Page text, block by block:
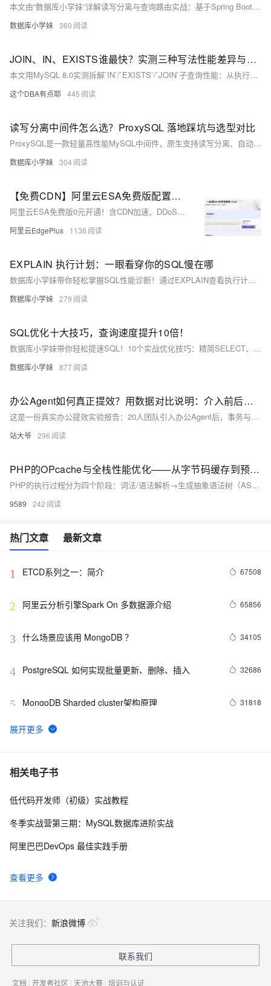
本文由“数据库小学妹”详解读写分离与查询路由实战：基于Spring Boot + 动态数据源（AbstractRoutingDataSource + AOP）实现主从库自动分流；对比ShardingSphere等中间件方案；涵盖强制读主、延迟感知、负载均衡等路由策略及避坑指南。
数据库小学妹 360
JOIN、IN、EXISTS谁最快？实测三种写法性能差异与执行计划深度剖析
本文用MySQL 8.0实测拆解`IN`/`EXISTS`/`JOIN`子查询性能：从执行计划、半连接优化、临时表开销等底层原理出发，结合10万+100万数据实测（`EXISTS`最快95ms），给出三条选型铁律——告别盲从“最佳实践”，只选最适配业务与数据的写法！
这个DBA有点耶 445
读写分离中间件怎么选？ProxySQL 落地踩坑与选型对比
ProxySQL是一款轻量高性能MySQL中间件，原生支持读写分离、自动故障切换与查询路由，相比MyCAT、ShardingSphere更专注、易用、低损耗，特别适合仅需主从读写分离的场景。
数据库小学妹 304
【免费CDN】阿里云ESA免费版配置，10分钟搞定
阿里云ESA免费版0元开通！含CDN加速、DDoS防护、WAF拦截、Bot管理及HTTPS支持，适合个人站与测试环境。6步完成：领额度→加站点→选免费版→配源站→改DNS→验证生效，全程无需付费。
阿里云EdgePlus 1136
EXPLAIN 执行计划：一眼看穿你的SQL慢在哪
数据库小学妹带你轻松掌握SQL性能诊断！通过EXPLAIN查看执行计划，精准识别索引失效、全表扫描（ALL）、key为NULL等瓶颈。聚焦type、key、rows等6个关键字段，结合实战案例与避坑指南（如函数滥用、最左前缀破坏），让优化有的放矢。学完即用，告别盲目调优！
数据库小学妹 279
SQL优化十大技巧，查询速度提升10倍！
数据库小学妹带你轻松提速SQL！10个实战优化技巧：精简SELECT、善用LIMIT、巧用EXPLAIN、合理建索引、避开函数索引失效、JOIN优于子查询、IN替代OR、批量操作、EXISTS优化大子查询、定期OPTIMIZE。附避坑指南，新手也能秒上手！
数据库小学妹 877
办公Agent如何真正提效？用数据对比说明：介入前后团队时间消耗变化
这是一份真实办公提效实验报告：20人团队引入办公Agent后，事务与沟通时间骤降56%，人均每周多出9小时有效工作时间。数据揭示——AI不替代人，而是接管填表、催办、写纪要等低价值衔接工作，让人回归核心创造。（239字）
站大爷 296
PHP的OPcache与全栈性能优化——从字节码缓存到预加载
PHP的执行过程分为四个阶段：词法/语法解析→生成抽象语法树（AST）→编译为字节码（opcodes）→执行（ZendVM）
9589 242
热门文章 最新文章
1 ETCD系列之一：简介 67508
2 阿里云分析引擎Spark On 多数据源介绍 65856
3 什么场景应该用 MongoDB ？ 34105
4 PostgreSQL 如何实现批量更新、删除、插入 32686
5 MongoDB Sharded cluster架构原理 31818
6 在Docker上玩转PostgreSQL -- Mac篇
7 PostgreSQL upsert功能(insert on conflict do)的用法
8 Linux 性能诊断 perf使用指南
相关电子书
查看更多
低代码开发师（初级）实战教程
冬季实战营第三期：MySQL数据库进阶实战
阿里巴巴DevOps 最佳实践手册
关注我们： 新浪微博
联系我们
文档 | 开发者社区 | 天池大赛 | 培训与认证